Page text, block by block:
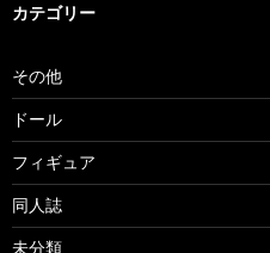
ブ
カテゴリー
その他
ドール
フィギュア
同人誌
未分類